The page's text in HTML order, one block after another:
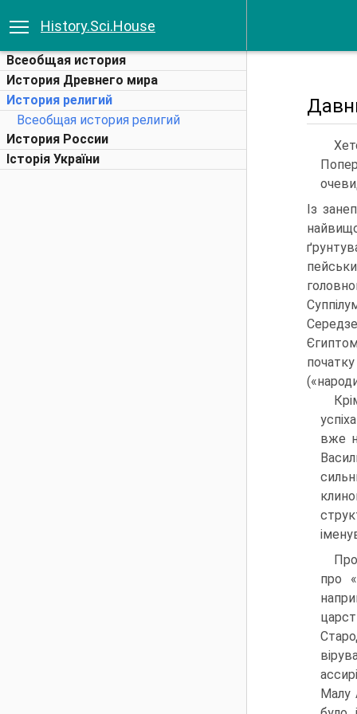
History.Sci.House
Всеобщая история
История Древнего мира
История религий
Всеобщая история религий
История России
Історія України
Із
вже
про
Малу